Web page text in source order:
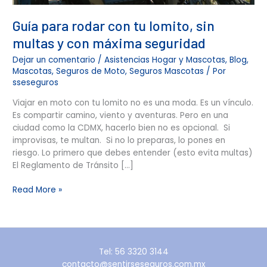
Guía para rodar con tu lomito, sin
multas y con máxima seguridad
Dejar un comentario /Asistencias Hogar y Mascotas,Blog,
Mascotas,Seguros de Moto,Seguros Mascotas / Por
sseseguros
Viajar en moto con tu lomito no es una moda. Es un vínculo.
Es compartir camino, viento y aventuras. Pero en una
ciudad como la CDMX, hacerlo bien no es opcional. Si
improvisas, te multan. Si no lo preparas, lo pones en
riesgo. Lo primero que debes entender (esto evita multas)
El Reglamento de Tránsito […]
seguridad
Read More »
Tel: 56 3320 3144
contacto@sentirseseguros.com.mx